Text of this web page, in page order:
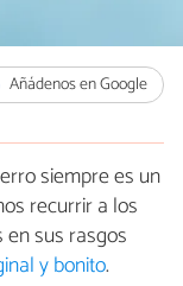
Añádenos en Google
siempre es un
recurrir a los
sus rasgos
y bonito.